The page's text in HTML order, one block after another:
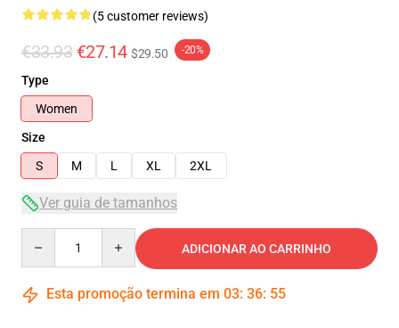
(5 customer reviews)
€33.93 €27.14 $29.50 -20%
Type
Women
Size
S
M L XL 2XL
Ver guia de tamanhos
ADICIONAR AO CARRINHO
Esta promoção termina em 03: 36: 54